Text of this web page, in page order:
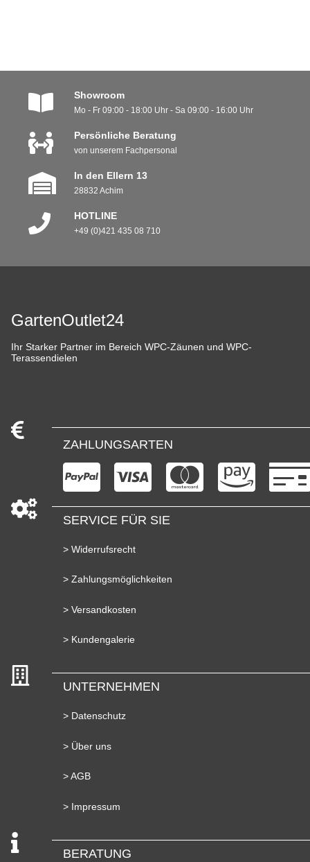
Showroom
Mo - Fr 09:00 - 18:00 Uhr - Sa 09:00 - 16:00 Uhr
Persönliche Beratung
von unserem Fachpersonal
In den Ellern 13
28832 Achim
HOTLINE
+49 (0)421 435 08 710
GartenOutlet24
Ihr Starker Partner im Bereich WPC-Zäunen und WPC-
Terassendielen
ZAHLUNGSARTEN
SERVICE FÜR SIE
> Widerrufsrecht
> Zahlungsmöglichkeiten
> Versandkosten
> Kundengalerie
UNTERNEHMEN
> Datenschutz
> Über uns
> AGB
> Impressum
BERATUNG